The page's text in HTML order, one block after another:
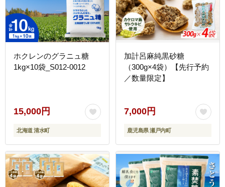
ホクレンのグラニュ糖
1kg×10袋_S012-0012
15,000円
北海道 清水町
加計呂麻純黒砂糖
（300g×4袋）【先行予約
／数量限定】
7,000円
鹿児島県 瀬戸内町